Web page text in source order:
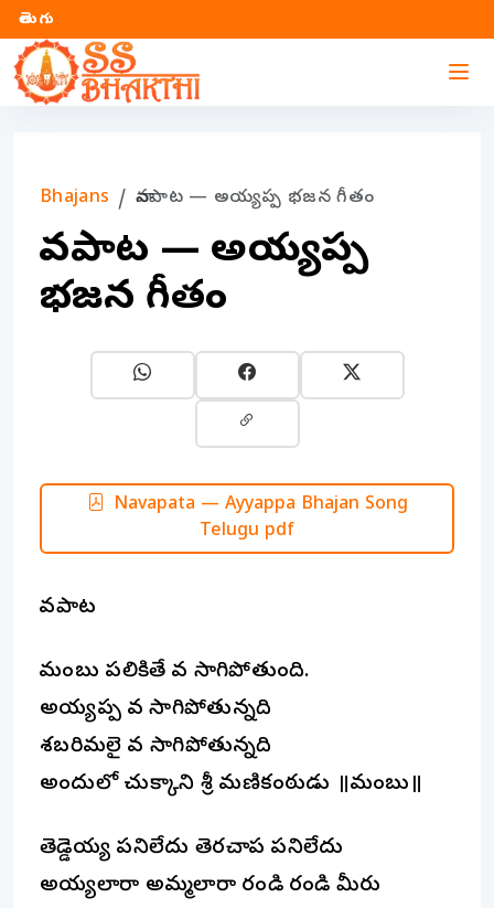
తెలుగు
Bhajans నావపాట — అయ్యప్ప భజన గీతం
నావపాట — అయ్యప్ప
భజన గీతం
Navapata — Ayyappa Bhajan Song
Telugu pdf
నావపాట
నామంబు పలికితే నావ సాగిపోతుంది.
అయ్యప్ప నావ సాగిపోతున్నది
శబరిమలై నావ సాగిపోతున్నది
అందులో చుక్కాని శ్రీ మణికంఠుడు ॥నామంబు॥
తెడ్డెయ్య పనిలేదు తెరచాప పనిలేదు
అయ్యలారా అమ్మలారా రండి రండి మీరు